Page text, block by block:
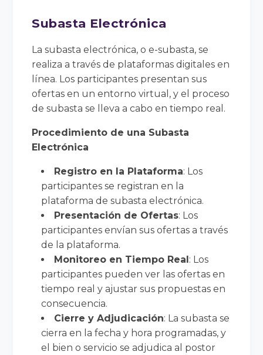
Subasta Electrónica
La subasta electrónica, o e-subasta, se
realiza a través de plataformas digitales en
línea. Los participantes presentan sus
ofertas en un entorno virtual, y el proceso
de subasta se lleva a cabo en tiempo real.
Procedimiento de una Subasta
Electrónica
Registro en la Plataforma: Los
participantes se registran en la
plataforma de subasta electrónica.
Presentación de Ofertas: Los
participantes envían sus ofertas a través
de la plataforma.
Monitoreo en Tiempo Real: Los
participantes pueden ver las ofertas en
tiempo real y ajustar sus propuestas en
consecuencia.
Cierre y Adjudicación: La subasta se
cierra en la fecha y hora programadas, y
el bien o servicio se adjudica al postor